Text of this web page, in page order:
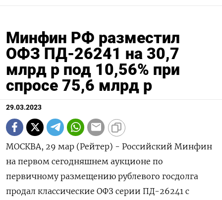
Минфин РФ разместил
ОФЗ ПД-26241 на 30,7
млрд р под 10,56% при
спросе 75,6 млрд р
29.03.2023
МОСКВА, 29 мар (Рейтер) - Российский Минфин
на первом сегодняшнем аукционе по
первичному размещению рублевого госдолга
продал классические ОФЗ серии ПД-26241 с